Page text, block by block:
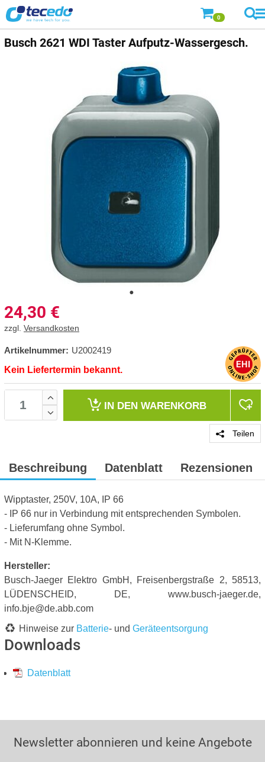
0
Busch 2621 WDI Taster Aufputz-Wassergesch.
24,30 €
zzgl. Versandkosten
Artikelnummer: U2002419
Kein Liefertermin bekannt.
IN DEN WARENKORB
Teilen
Beschreibung Datenblatt Rezensionen
Wipptaster, 250V, 10A, IP 66
- IP 66 nur in Verbindung mit entsprechenden Symbolen.
- Lieferumfang ohne Symbol.
- Mit N-Klemme.
Hersteller:
Busch-Jaeger Elektro GmbH, Freisenbergstraße 2, 58513,
LÜDENSCHEID, DE, www.busch-jaeger.de,
info.bje@de.abb.com
Hinweise zur Batterie- und Geräteentsorgung
Downloads
Datenblatt
Newsletter abonnieren und keine Angebote